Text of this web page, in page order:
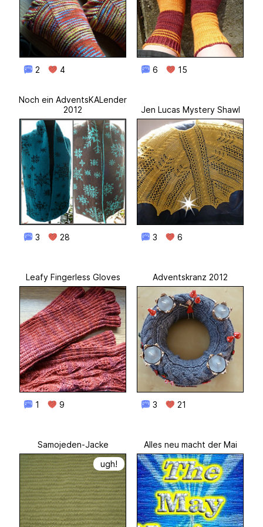
2 4 6 15
Noch ein AdventsKALender
2012
3 28
Jen Lucas Mystery Shawl
3 6
Leafy Fingerless Gloves
1 9
Adventskranz 2012
3 21
Samojeden-Jacke
ugh!
Alles neu macht der Mai